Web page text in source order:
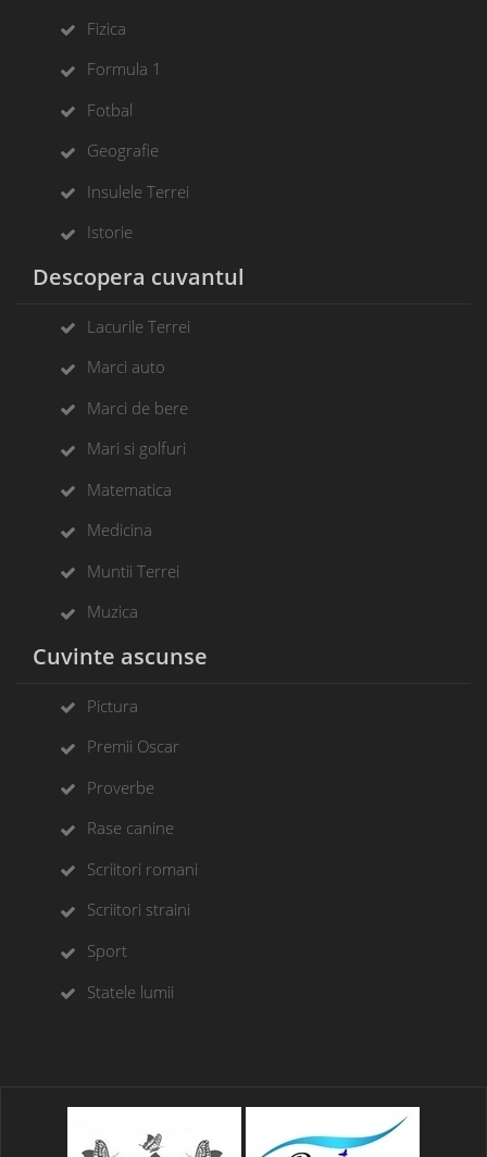
Fizica
Formula 1
Fotbal
Geografie
Insulele Terrei
Istorie
Descopera cuvantul
Lacurile Terrei
Marci auto
Marci de bere
Mari si golfuri
Matematica
Medicina
Muntii Terrei
Muzica
Cuvinte ascunse
Pictura
Premii Oscar
Proverbe
Rase canine
Scriitori romani
Scriitori straini
Sport
Statele lumii